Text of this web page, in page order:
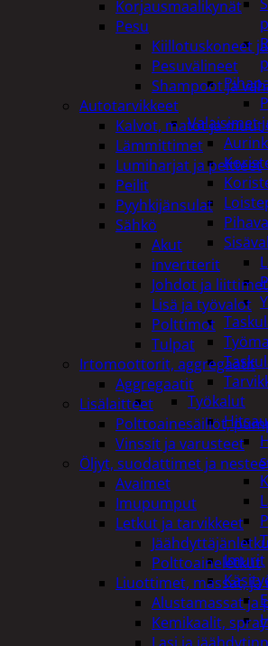
Valaisimet
Työkalut
Imurit
Korjausmaalikynät
Pesu
Kiillotuskoneet
Pesuvälineet
Shampoot ja
Autotarvikkeet
Kalvot, matot ja muut
Lämmittimet
Lumiharjat ja peitteet
Peilit
Pyyhkijänsulat
Sähkö
Akut
invertterit
Johdot ja liittimet
Lisä ja työvalot
Polttimot
Tulpat
Irtomoottorit, aggregaatit
Aggregaatit
Lisälaitteet
Polttoainesäiliöt,
Vinssit ja varusteet
Öljyt, suodattimet ja
Avaimet
Imupumput
Letkut ja tarvikkeet
Polttoaineletkut
Liuottimet, massat,
Alustamassat ja
Kemikaalit,